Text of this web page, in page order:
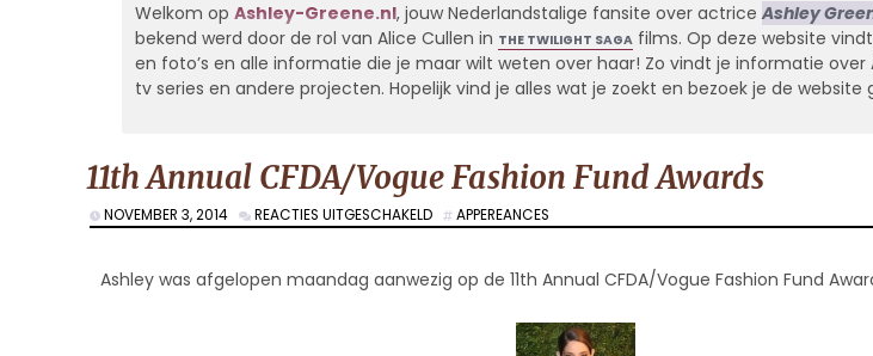
Welkom op Ashley-Greene.nl, jouw Nederlandstalige fansite over actriceAshley
bekend werd door de rol van Alice Cullen in THE TWILIGHT SAGAfilms. Op deze website
en foto’s en alle informatie die je maar wilt weten over haar! Zo vindt je informatie over
tv series en andere projecten. Hopelijk vind je alles wat je zoekt en bezoek je de website
11th Annual CFDA/Vogue Fashion Fund Awards
NOVEMBER 3, 2014 REACTIES UITGESCHAKELDVOOR
11TH
CFDA/VOGUE
FASHION
APPEREANCES
Ashley was afgelopen maandag aanwezig op de 11th Annual CFDA/Vogue Fashion Fund